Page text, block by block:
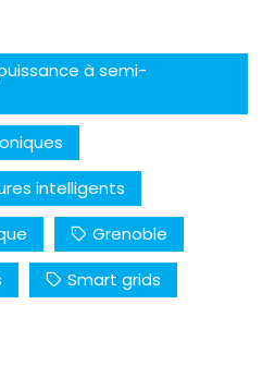
à semi-
intelligents
Grenoble
Smart grids